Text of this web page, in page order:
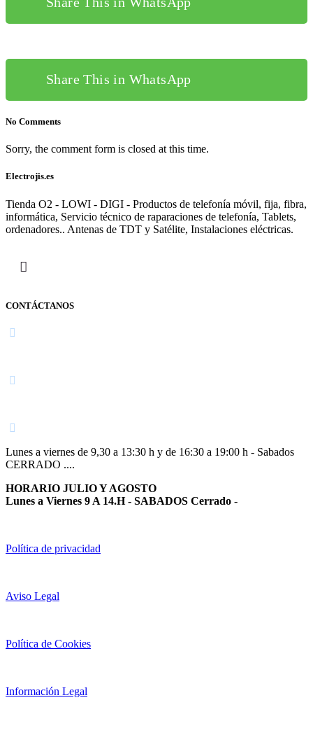
Share This in WhatsApp
No Comments
Sorry, the comment form is closed at this time.
Electrojis.es
Tienda O2 - LOWI - DIGI - Productos de telefonía móvil, fija, fibra,
informática, Servicio técnico de raparaciones de telefonía, Tablets,
ordenadores.. Antenas de TDT y Satélite, Instalaciones eléctricas.
CONTÁCTANOS
Lunes a viernes de 9,30 a 13:30 h y de 16:30 a 19:00 h - Sabados
CERRADO ....
HORARIO JULIO Y AGOSTO
Lunes a Viernes 9 A 14.H - SABADOS Cerrado -
Política de privacidad
Aviso Legal
Política de Cookies
Información Legal